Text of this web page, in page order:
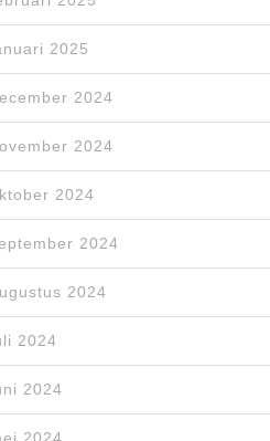
2025
2024
2024
2024
2024
2024
2024
2024